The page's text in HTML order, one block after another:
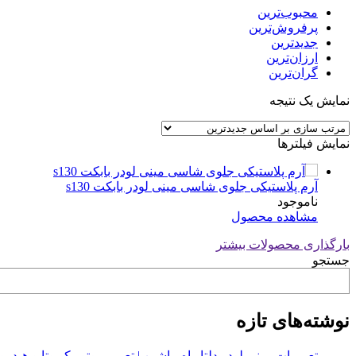
محبوب‌ترین
پرفروش‌ترین
جدیدترین
ارزان‌ترین
گران‌ترین
نمایش یک نتیجه
نمایش فیلترها
آرم پلاستیکی جلوی شاسی مینی لودر بابکت s130
ناموجود
مشاهده محصول
بارگذاری محصولات بیشتر
جستجو
نوشته‌های تازه